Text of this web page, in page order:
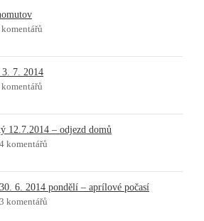
komentářů
3. 7. 2014
komentářů
12.7.2014 – odjezd domů
4 komentářů
6. 2014 pondělí – aprílové počasí
3 komentářů